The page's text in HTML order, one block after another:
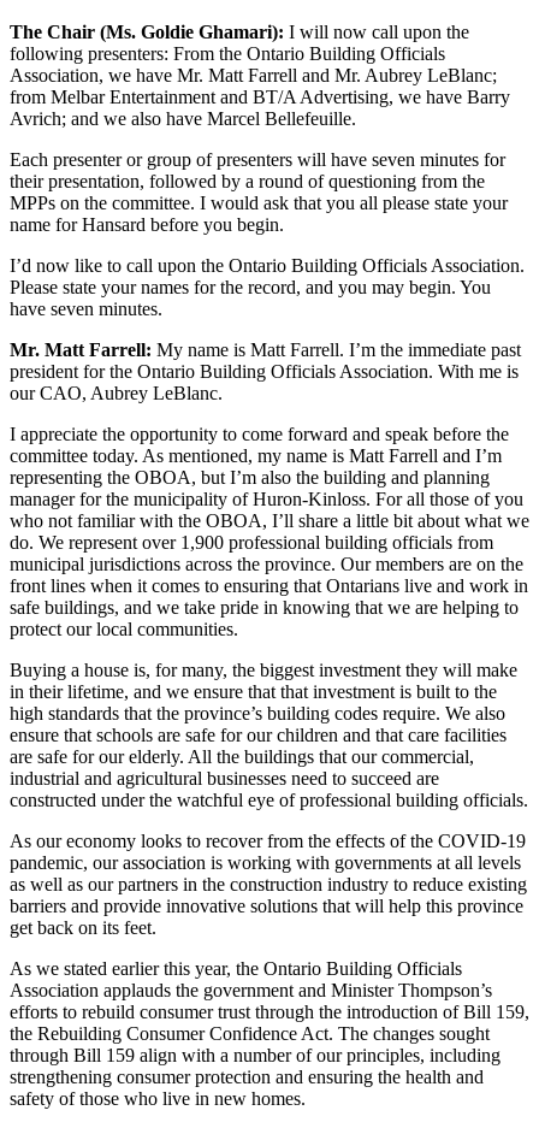
The Chair (Ms. Goldie Ghamari): I will now call upon the
following presenters: From the Ontario Building Officials
Association, we have Mr. Matt Farrell and Mr. Aubrey LeBlanc;
from Melbar Entertainment and BT/A Advertising, we have Barry
Avrich; and we also have Marcel Bellefeuille.
Each presenter or group of presenters will have seven minutes for
their presentation, followed by a round of questioning from the
MPPs on the committee. I would ask that you all please state your
name for Hansard before you begin.
I’d now like to call upon the Ontario Building Officials Association.
Please state your names for the record, and you may begin. You
have seven minutes.
Mr. Matt Farrell: My name is Matt Farrell. I’m the immediate past
president for the Ontario Building Officials Association. With me is
our CAO, Aubrey LeBlanc.
I appreciate the opportunity to come forward and speak before the
committee today. As mentioned, my name is Matt Farrell and I’m
representing the OBOA, but I’m also the building and planning
manager for the municipality of Huron-Kinloss. For all those of you
who not familiar with the OBOA, I’ll share a little bit about what we
do. We represent over 1,900 professional building officials from
municipal jurisdictions across the province. Our members are on the
front lines when it comes to ensuring that Ontarians live and work in
safe buildings, and we take pride in knowing that we are helping to
protect our local communities.
Buying a house is, for many, the biggest investment they will make
in their lifetime, and we ensure that that investment is built to the
high standards that the province’s building codes require. We also
ensure that schools are safe for our children and that care facilities
are safe for our elderly. All the buildings that our commercial,
industrial and agricultural businesses need to succeed are
constructed under the watchful eye of professional building officials.
As our economy looks to recover from the effects of the COVID-19
pandemic, our association is working with governments at all levels
as well as our partners in the construction industry to reduce existing
barriers and provide innovative solutions that will help this province
get back on its feet.
As we stated earlier this year, the Ontario Building Officials
Association applauds the government and Minister Thompson’s
efforts to rebuild consumer trust through the introduction of Bill 159,
the Rebuilding Consumer Confidence Act. The changes sought
through Bill 159 align with a number of our principles, including
strengthening consumer protection and ensuring the health and
safety of those who live in new homes.